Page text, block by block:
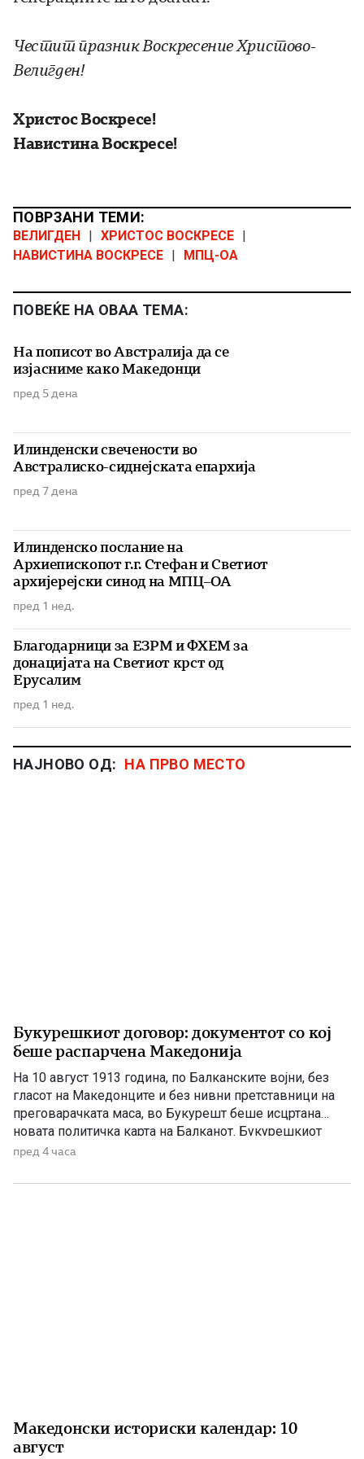
Честит празник Воскресение Христово-
Велигден!
Христос Воскресе!
Навистина Воскресе!
ПОВРЗАНИ ТЕМИ:
ВЕЛИГДЕН | ХРИСТОС ВОСКРЕСЕ |
НАВИСТИНА ВОСКРЕСЕ | МПЦ-ОА
ПОВЕЌЕ НА ОВАА ТЕМА:
На пописот во Австралија да се
изјасниме како Македонци
пред 5 дена
Илинденски свечености во
Австралиско-сиднејската епархија
пред 7 дена
Илинденско послание на
Архиепископот г.г. Стефан и Светиот
архијерејски синод на МПЦ–ОА
пред 1 нед.
Благодарници за ЕЗРМ и ФХЕМ за
донацијата на Светиот крст од
Ерусалим
пред 1 нед.
НАЈНОВО ОД: НА ПРВО МЕСТО
Букурешкиот договор: документот со кој
беше распарчена Македонија
На 10 август 1913 година, по Балканските војни, без
гласот на Македонците и без нивни претставници на
преговарачката маса, во Букурешт беше исцртана
новата политичка карта на Балканот. Букурешкиот
договор останува еден од најтешките датуми во
склучен по завршувањето на Втората балканска војна,
пред 4 часа
Македонски историски календар: 10
август